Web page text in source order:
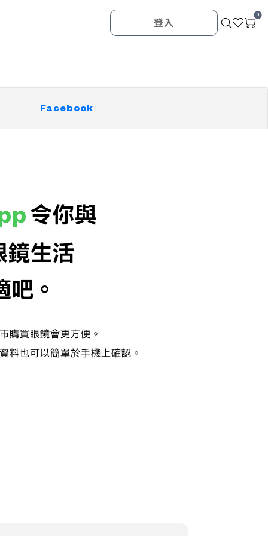
登入
0
Facebook
令你與
鏡生活
吧。
購買眼鏡會更方便。
料也可以簡單於手機上確認。